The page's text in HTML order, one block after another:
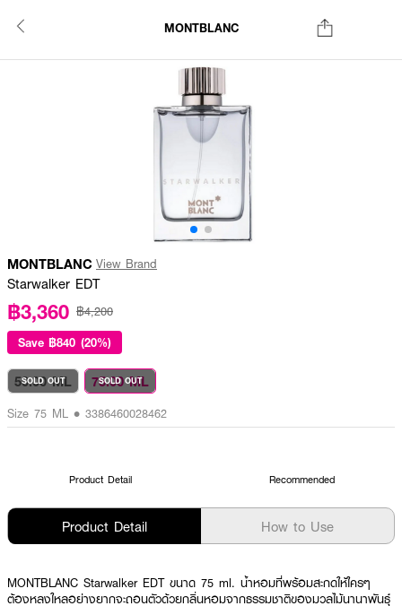
MONTBLANC
MONTBLANC View Brand
Starwalker EDT
฿3,360 ฿4,200
Save ฿840 (20%)
50.00 ML
SOLD OUT 75.00 ML
SOLD OUT
Size 75 ML • 3386460028462
Product Detail Recommended
Product Detail How to Use
MONTBLANC Starwalker EDT ขนาด 75 ml. น้ำหอมที่พร้อมสะกดให้ใครๆ
ต้องหลงใหลอย่างยากจะถอนตัวด้วยกลิ่นหอมจากธรรมชาติของมวลไม้นานาพันธุ์